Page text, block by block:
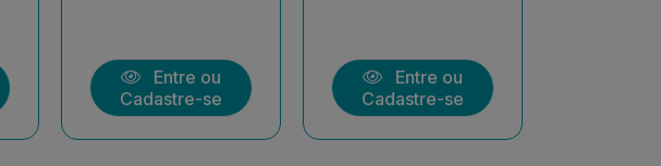
Entre ou
Cadastre-se
Entre ou
Cadastre-se